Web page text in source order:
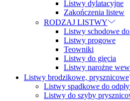
Listwy dylatacyjne
Zakończenia listew
RODZAJ LISTWY
Listwy schodowe do
Listwy progowe
Teowniki
Listwy do gięcia
Listwy narożne
Listwy brodzikowe, prysznicowe
Listwy spadkowe do
Listwy do szyby